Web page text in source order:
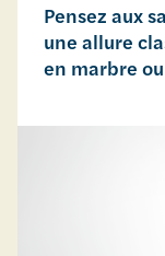
Pensez aux
une allure
en marbre